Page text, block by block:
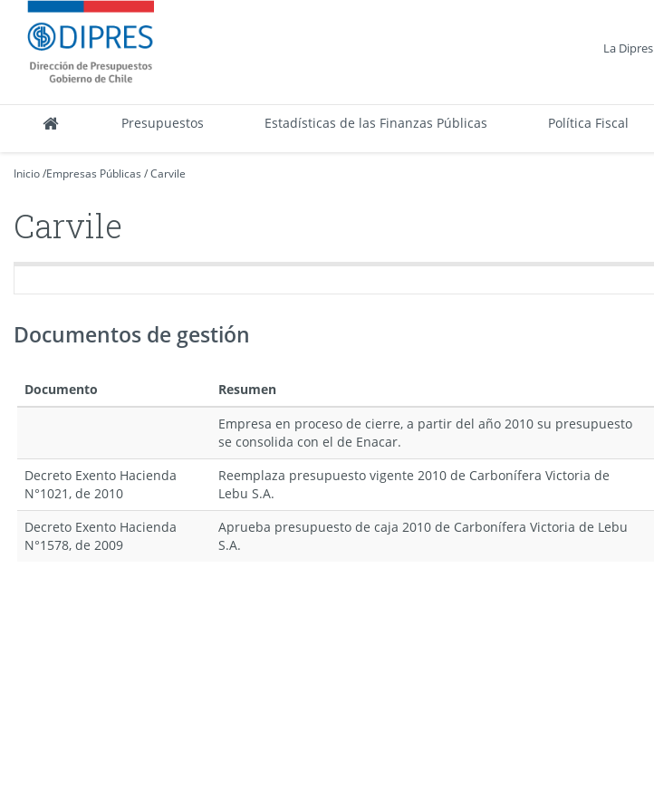
Contenido
principalDIPRES
-
Dirección
de
Presupuestos Estadísticas de las Finanzas Públicas Política Fiscal
La Dipres
Inicio/Empresas Públicas /Carvile
Carvile
Documentos de gestión
Documento Resumen
Empresa en proceso de cierre, a partir del año 2010 su presupuesto
se consolida con el de Enacar.
Decreto Exento Hacienda
N°1021, de 2010
Reemplaza presupuesto vigente 2010 de Carbonífera Victoria de
Lebu S.A.
Decreto Exento Hacienda
N°1578, de 2009
Aprueba presupuesto de caja 2010 de Carbonífera Victoria de Lebu
S.A.